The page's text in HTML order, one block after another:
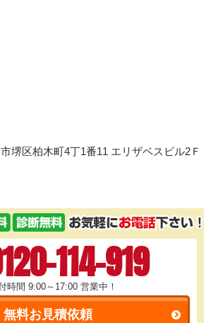
堺区柏木町4丁1番11 エリザベスビル2Ｆ
114-919
時間 9:00～17:00 営業中！
無料お見積依頼